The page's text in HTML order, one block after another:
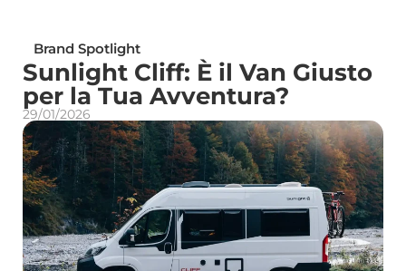
Brand Spotlight
Sunlight Cliff: È il Van Giusto
per la Tua Avventura?
29/01/2026